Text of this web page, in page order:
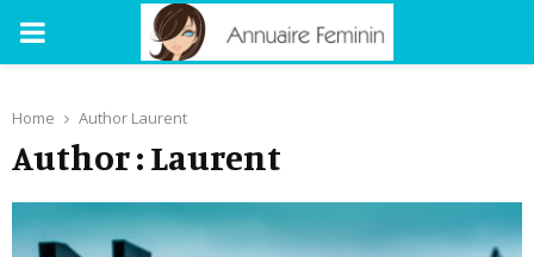
PRIMARY
Home Author Laurent
Author :Laurent